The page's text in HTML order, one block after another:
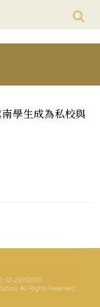
學生成為私校與